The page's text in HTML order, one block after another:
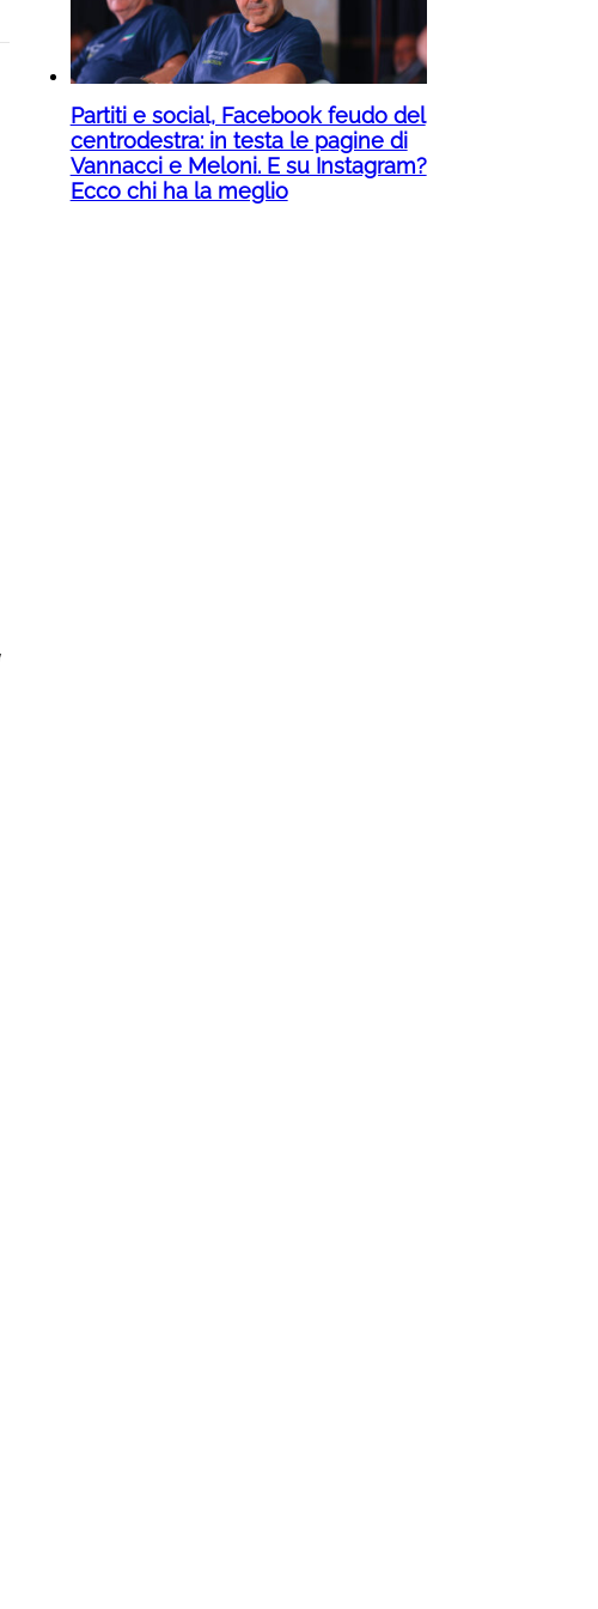
Partiti e social, Facebook feudo del
centrodestra: in testa le pagine di
Vannacci e Meloni. E su Instagram?
Ecco chi ha la meglio